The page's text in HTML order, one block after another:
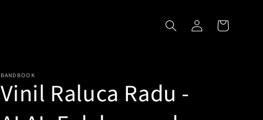
Conectați-
Coș
BANDBOOK
Vinil Raluca Radu -